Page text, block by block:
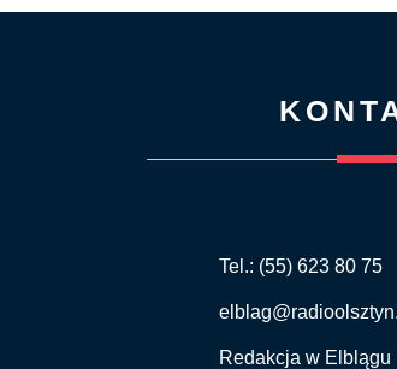
Tel.: (55) 623 80 75
Redakcja w Elblągu